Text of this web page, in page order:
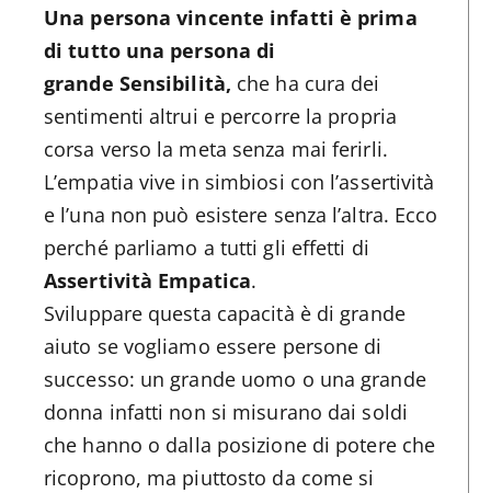
Una persona vincente infatti è prima
di tutto una persona di
grande Sensibilità, che ha cura dei
sentimenti altrui e percorre la propria
corsa verso la meta senza mai ferirli.
L’empatia vive in simbiosi con l’assertività
e l’una non può esistere senza l’altra. Ecco
perché parliamo a tutti gli effetti di
Assertività Empatica.
Sviluppare questa capacità è di grande
aiuto se vogliamo essere persone di
successo: un grande uomo o una grande
donna infatti non si misurano dai soldi
che hanno o dalla posizione di potere che
ricoprono, ma piuttosto da come si